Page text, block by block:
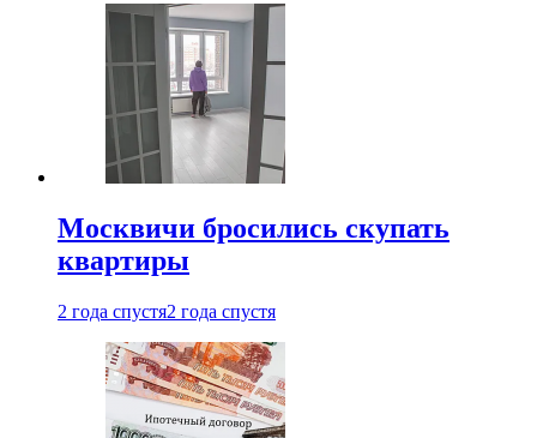
Москвичи бросились скупать
квартиры
2 года спустя2 года спустя